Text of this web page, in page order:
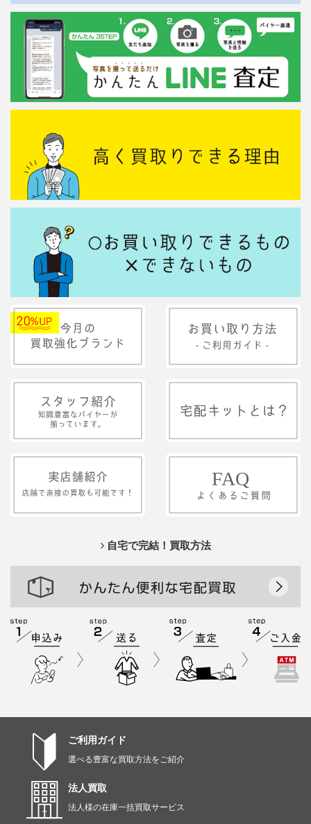
自宅で完結！買取方法
ご利用ガイド
選べる豊富な買取方法をご紹介
法人買取
法人様の在庫一括買取サービス